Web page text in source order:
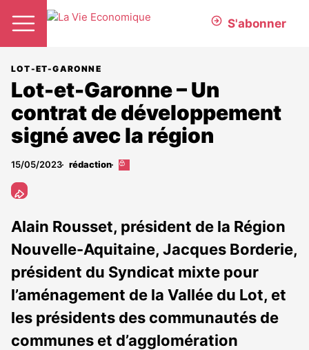
S'abonner
LOT-ET-GARONNE
Lot-et-Garonne – Un
contrat de développement
signé avec la région
15/05/2023 rédaction
Cet
abonnés
Alain Rousset, président de la Région
Nouvelle-Aquitaine, Jacques Borderie,
président du Syndicat mixte pour
l’aménagement de la Vallée du Lot, et
les présidents des communautés de
communes et d’agglomération